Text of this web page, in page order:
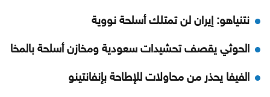
نتنياهو: إيران لن تمتلك أسلحة نووية
الحوثي يقصف تحشيدات سعودية ومخازن أسلحة بالمخا
الفيفا يحذر من محاولات للإطاحة بإنفانتينو